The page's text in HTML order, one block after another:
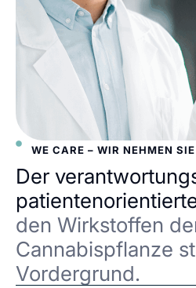
WE CARE – WIR NEHMEN
Der
den Wirkstoffen
Cannabispflanze
Vordergrund.